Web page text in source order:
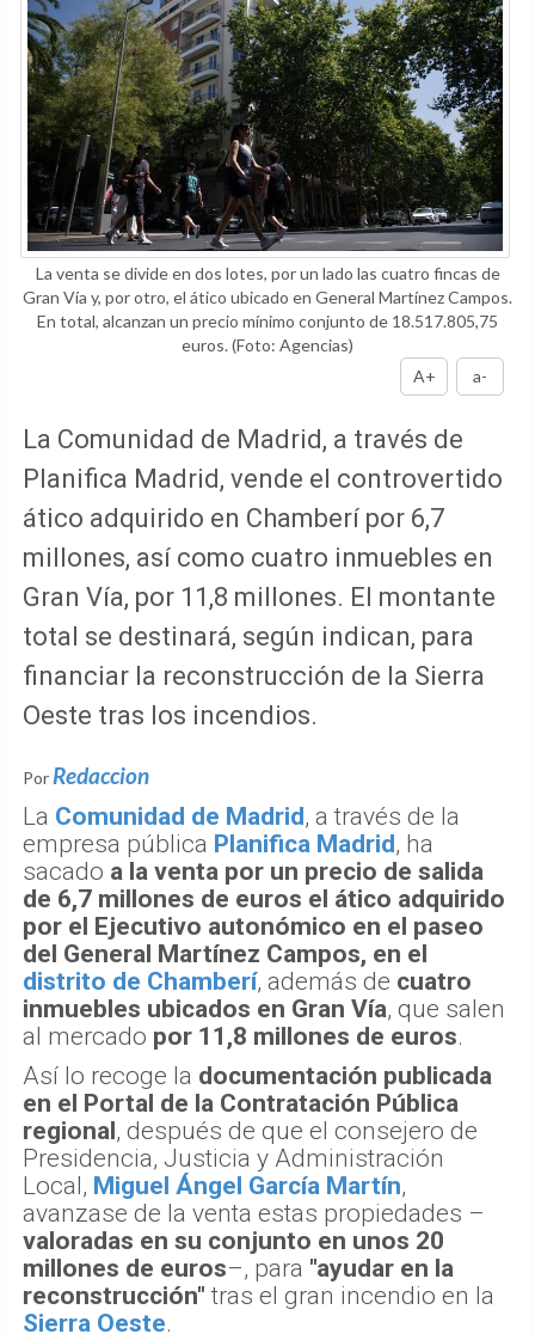
La venta se divide en dos lotes, por un lado las cuatro fincas de
Gran Vía y, por otro, el ático ubicado en General Martínez Campos.
En total, alcanzan un precio mínimo conjunto de 18.517.805,75
euros.(Foto: Agencias)
A+
a-
La Comunidad de Madrid, a través de
Planifica Madrid, vende el controvertido
ático adquirido en Chamberí por 6,7
millones, así como cuatro inmuebles en
Gran Vía, por 11,8 millones. El montante
total se destinará, según indican, para
financiar la reconstrucción de la Sierra
Oeste tras los incendios.
Por Redaccion
La Comunidad de Madrid, a través de la
empresa pública Planifica Madrid, ha
sacado a la venta por un precio de salida
de 6,7 millones de euros el ático adquirido
por el Ejecutivo autonómico en el paseo
del General Martínez Campos, en el
distrito de Chamberí, además de cuatro
inmuebles ubicados en Gran Vía, que salen
al mercado por 11,8 millones de euros.
Así lo recoge la documentación publicada
en el Portal de la Contratación Pública
regional, después de que el consejero de
Presidencia, Justicia y Administración
Local, Miguel Ángel García Martín,
avanzase de la venta estas propiedades –
valoradas en su conjunto en unos 20
millones de euros–, para "ayudar en la
reconstrucción" tras el gran incendio en la
Sierra Oeste.